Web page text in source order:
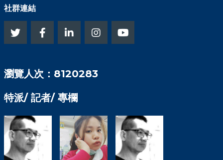
社群連結
瀏覽人次：8120283
特派/ 記者/ 專欄